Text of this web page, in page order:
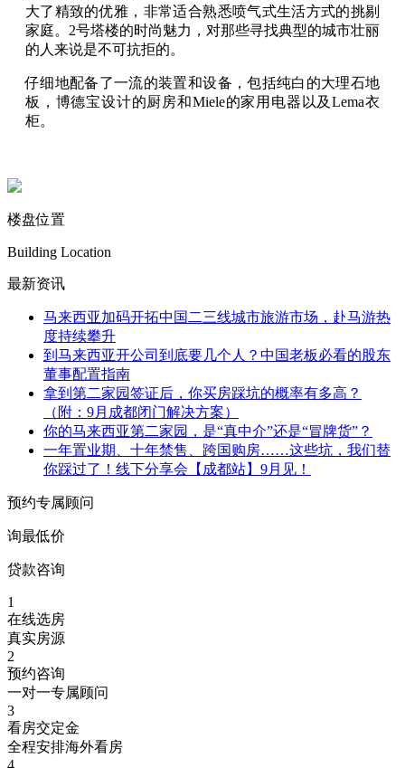
大了精致的优雅，非常适合熟悉喷气式生活方式的挑剔
家庭。2号塔楼的时尚魅力，对那些寻找典型的城市壮丽
的人来说是不可抗拒的。
仔细地配备了一流的装置和设备，包括纯白的大理石地
板，博德宝设计的厨房和Miele的家用电器以及Lema衣
柜。
楼盘位置
Building Location
最新资讯
马来西亚加码开拓中国二三线城市旅游市场，赴马游热
度持续攀升
到马来西亚开公司到底要几个人？中国老板必看的股东
董事配置指南
拿到第二家园签证后，你买房踩坑的概率有多高？
（附：9月成都闭门解决方案）
你的马来西亚第二家园，是“真中介”还是“冒牌货”？
一年置业期、十年禁售、跨国购房……这些坑，我们替
你踩过了！线下分享会【成都站】9月见！
预约专属顾问
询最低价
贷款咨询
1
在线选房
真实房源
2
预约咨询
一对一专属顾问
3
看房交定金
全程安排海外看房